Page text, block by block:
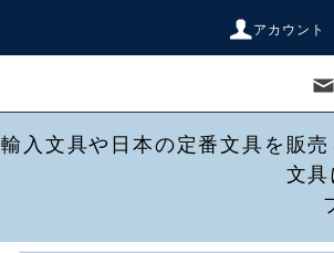
アカウント
輸入文具や日本の定番文具を販売
文具